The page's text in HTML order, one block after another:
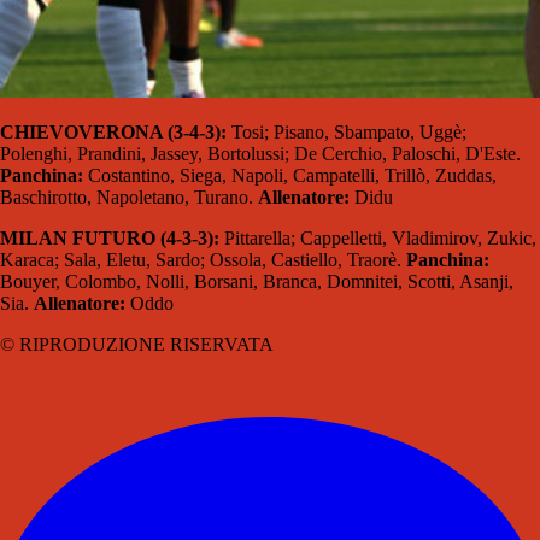
CHIEVOVERONA (3-4-3): Tosi; Pisano, Sbampato, Uggè;
Polenghi, Prandini, Jassey, Bortolussi; De Cerchio, Paloschi, D'Este.
Panchina: Costantino, Siega, Napoli, Campatelli, Trillò, Zuddas,
Baschirotto, Napoletano, Turano. Allenatore: Didu
MILAN FUTURO (4-3-3): Pittarella; Cappelletti, Vladimirov, Zukic,
Karaca; Sala, Eletu, Sardo; Ossola, Castiello, Traorè. Panchina:
Bouyer, Colombo, Nolli, Borsani, Branca, Domnitei, Scotti, Asanji,
Sia. Allenatore: Oddo
© RIPRODUZIONE RISERVATA